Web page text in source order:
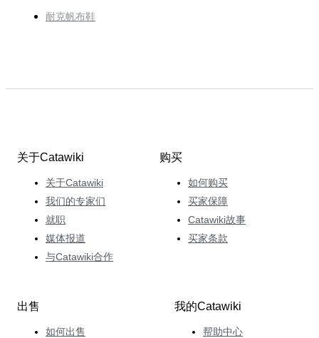
耐克帆布鞋
关于Catawiki
关于Catawiki
我们的专家们
就职
媒体报道
与Catawiki合作
购买
如何购买
买家保障
Catawiki故事
买家条款
出售
如何出售
我的Catawiki
帮助中心